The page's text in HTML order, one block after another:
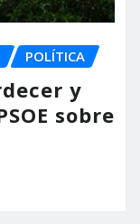
POLÍTICA
y
sobre